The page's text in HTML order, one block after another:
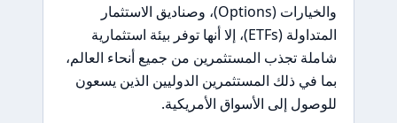
والخيارات (Options)، وصناديق الاستثمار
المتداولة (ETFs)، إلا أنها توفر بيئة استثمارية
شاملة تجذب المستثمرين من جميع أنحاء العالم،
بما في ذلك المستثمرين الدوليين الذين يسعون
للوصول إلى الأسواق الأمريكية.